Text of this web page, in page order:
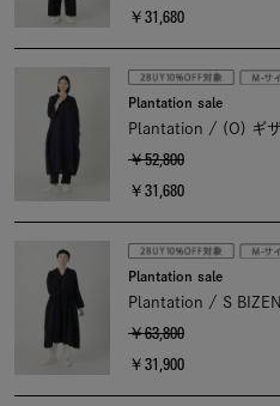
￥31,680
Plantation sale
Plantation / (O) ギ
￥52,800
￥31,680
Plantation sale
Plantation / S
￥63,800
￥31,900